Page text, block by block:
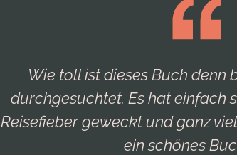
Wie toll ist dieses Buch denn
durchgesuchtet. Es hat einfach
Reisefieber geweckt und ganz
ein schönes